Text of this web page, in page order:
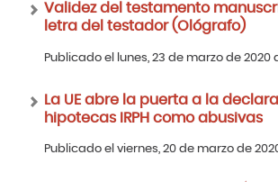
Validez del testamento
letra del testador (Ológrafo)
Publicado el lunes, 23 de marzo de 2020
La UE abre la puerta a la
hipotecas IRPH como abusivas
Publicado el viernes, 20 de marzo de